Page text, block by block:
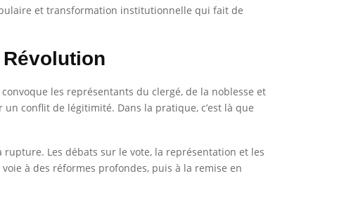
et transformation institutionnelle qui fait de
les représentants du clergé, de la noblesse et
conflit de légitimité. Dans la pratique, c’est là que
rupture. Les débats sur le vote, la représentation et les
à des réformes profondes, puis à la remise en